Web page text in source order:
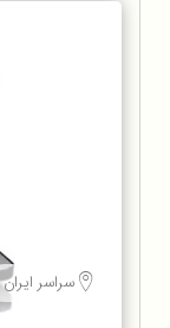
سراسر ایران